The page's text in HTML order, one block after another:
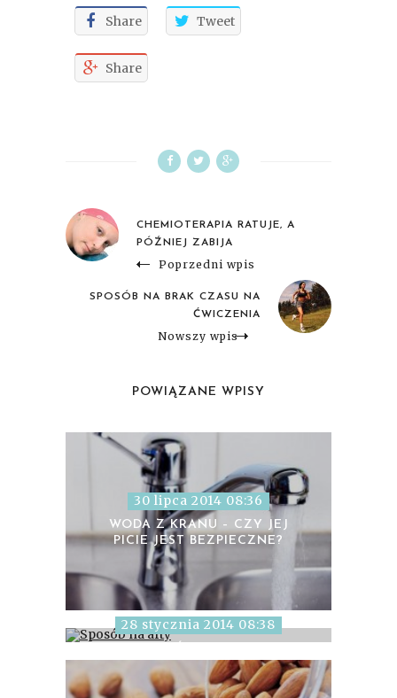
Share Tweet
Share
CHEMIOTERAPIA RATUJE, A
PÓŹNIEJ ZABIJA
Poprzedni wpis
SPOSÓB NA BRAK CZASU NA
ĆWICZENIA
Nowszy wpis
POWIĄZANE WPISY
30 lipca 2014 08:36
WODA Z KRANU – CZY JEJ
PICIE JEST BEZPIECZNE?
28 stycznia 2014 08:38